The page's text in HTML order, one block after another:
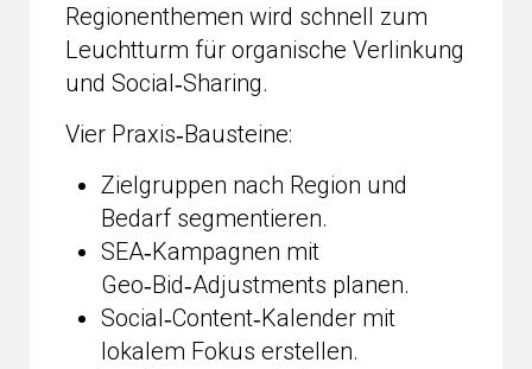
Regionenthemen wird schnell zum
Leuchtturm für organische Verlinkung
und Social‑Sharing.
Vier Praxis‑Bausteine:
Zielgruppen nach Region und
Bedarf segmentieren.
SEA‑Kampagnen mit
Geo‑Bid‑Adjustments planen.
Social‑Content‑Kalender mit
lokalem Fokus erstellen.